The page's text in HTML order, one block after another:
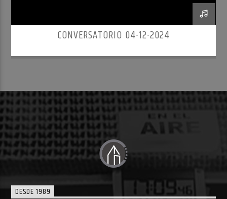
CONVERSATORIO 04-12-2024
DESDE 1989